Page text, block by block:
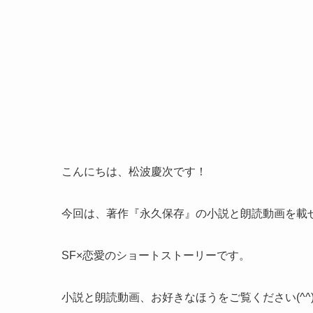
こんにちは、松波慶次です！
今回は、著作『永久保存』の小説と朗読動画を載
SF×恋愛のショートストーリーです。
小説と朗読動画、お好きなほうをご覧ください